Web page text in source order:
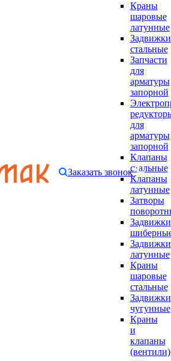
Краны
шаровые
латунные
Задвижки
стальные
Запчасти
для
арматуры
запорной
для
арматуры
запорной
Клапаны
стальные
Клапаны
латунные
Затворы
Задвижки
Задвижки
латунные
Краны
шаровые
стальные
Задвижки
чугунные
Краны
и
клапаны
(вентили)
Заказать звонок